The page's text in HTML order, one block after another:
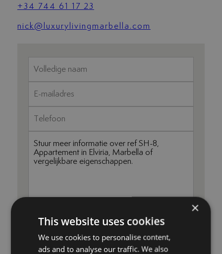
+34 744 61 17 23
nick@luxurylivingmarbella.com
Ik ga akkoord met het ontvangen
×
This website uses cookies
We use cookies to personalise content,
ads and to analyse our traffic. We also